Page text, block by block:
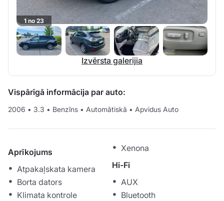
1 no 23
Izvērsta galerijia
Vispārīgā informācija par auto:
2006 • 3.3 • Benzīns • Automātiskā • Apvidus Auto
Aprīkojums
Atpakaļskata kamera
Borta dators
Klimata kontrole
Xenona
Hi-Fi
AUX
Bluetooth